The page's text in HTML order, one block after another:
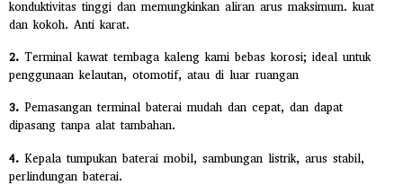
konduktivitas tinggi dan memungkinkan aliran arus maksimum. kuat
dan kokoh. Anti karat.
2. Terminal kawat tembaga kaleng kami bebas korosi; ideal untuk
penggunaan kelautan, otomotif, atau di luar ruangan
3. Pemasangan terminal baterai mudah dan cepat, dan dapat
dipasang tanpa alat tambahan.
4. Kepala tumpukan baterai mobil, sambungan listrik, arus stabil,
perlindungan baterai.